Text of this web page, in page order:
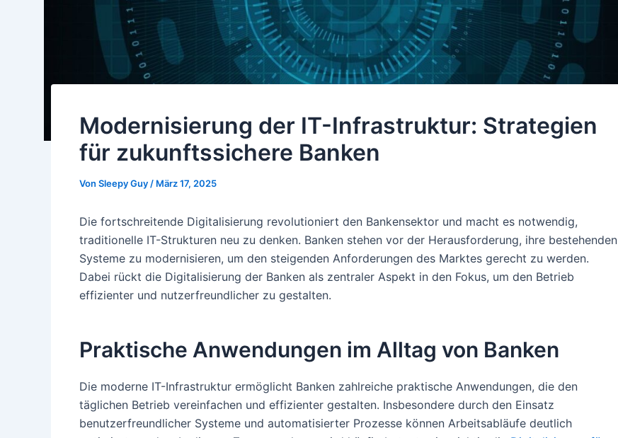
Modernisierung der IT-Infrastruktur: Strategien
für zukunftssichere Banken
Von Sleepy Guy / März 17, 2025
Die fortschreitende Digitalisierung revolutioniert den Bankensektor und macht es notwendig,
traditionelle IT-Strukturen neu zu denken. Banken stehen vor der Herausforderung, ihre bestehenden
Systeme zu modernisieren, um den steigenden Anforderungen des Marktes gerecht zu werden.
Dabei rückt die Digitalisierung der Banken als zentraler Aspekt in den Fokus, um den Betrieb
effizienter und nutzerfreundlicher zu gestalten.
Praktische Anwendungen im Alltag von Banken
Die moderne IT-Infrastruktur ermöglicht Banken zahlreiche praktische Anwendungen, die den
täglichen Betrieb vereinfachen und effizienter gestalten. Insbesondere durch den Einsatz
benutzerfreundlicher Systeme und automatisierter Prozesse können Arbeitsabläufe deutlich